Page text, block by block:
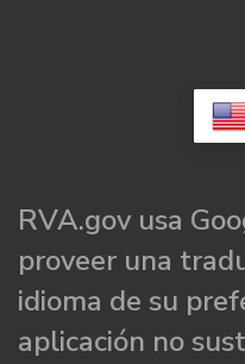
RVA.gov usa
proveer una
idioma de su
aplicación no